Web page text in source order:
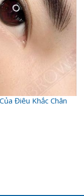
Điêu Khắc Chân